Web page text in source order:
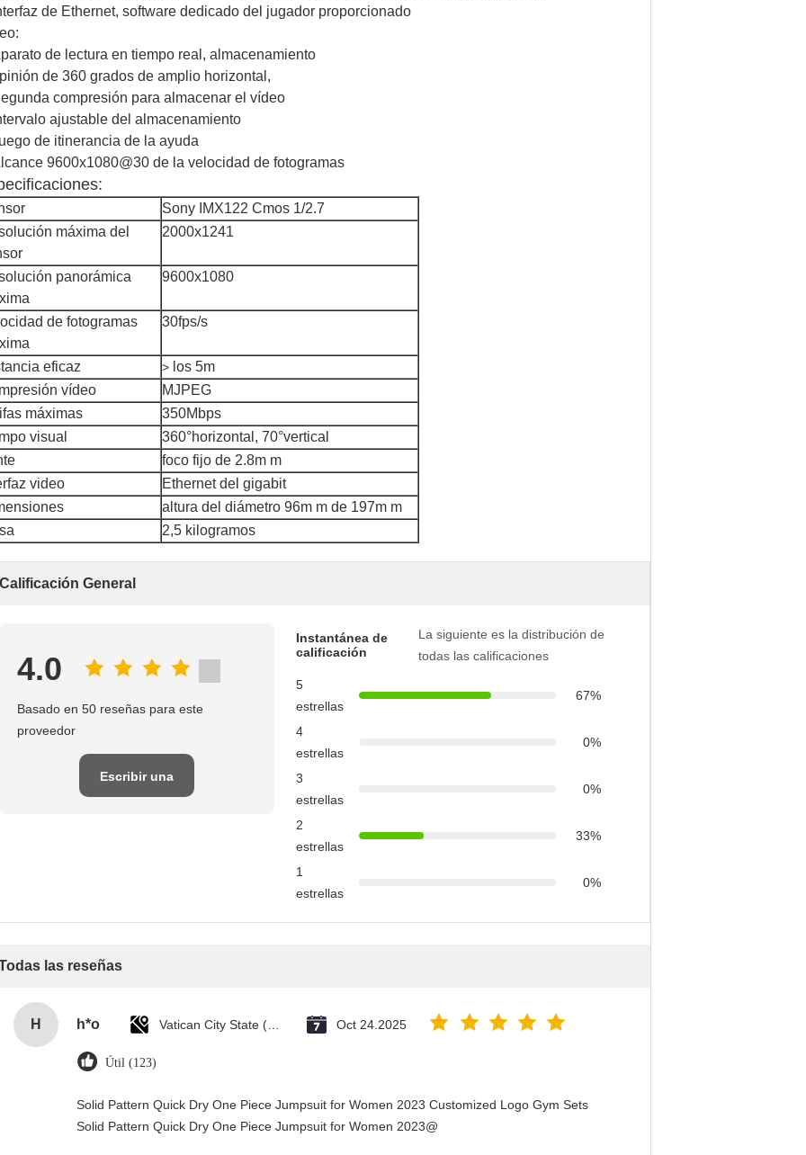
de Ethernet, software dedicado del jugador proporcionado
de lectura en tiempo real, almacenamiento
de 360 grados de amplio horizontal,
compresión para almacenar el vídeo
ajustable del almacenamiento
de itinerancia de la ayuda
9600x1080@30 de la velocidad de fotogramas
Sony IMX122 Cmos 1/2.7
máxima del
2000x1241
panorámica
9600x1080
de fotogramas
30fps/s
eficaz > los 5m
vídeo
MJPEG
máximas
350Mbps
visual
360°horizontal, 70°vertical
foco fijo de 2.8m m
video
Ethernet del gigabit
altura del diámetro 96m m de 197m m
2,5 kilogramos
Calificación General
4.0
Basado en 50 reseñas para este
proveedor
Escribir una
Instantánea de
calificación
La siguiente es la distribución de
todas las calificaciones
5
estrellas
67%
4
estrellas
0%
3
estrellas
0%
2
estrellas
33%
1
estrellas
0%
las reseñas
H h*o Vatican City State (Holy See) Oct 24.2025
Útil (123)
Solid Pattern Quick Dry One Piece Jumpsuit for Women 2023 Customized Logo Gym Sets
Solid Pattern Quick Dry One Piece Jumpsuit for Women 2023@